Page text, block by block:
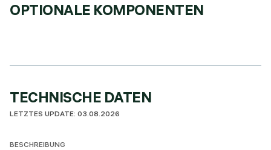
OPTIONALE KOMPONENTEN
TECHNISCHE DATEN
LETZTES UPDATE: 03.08.2026
BESCHREIBUNG